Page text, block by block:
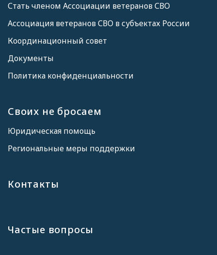
Стать членом Ассоциации ветеранов СВО
Ассоциация ветеранов СВО в субъектах России
Координационный совет
Документы
Политика конфиденциальности
Своих не бросаем
Юридическая помощь
Региональные меры поддержки
Контакты
Частые вопросы